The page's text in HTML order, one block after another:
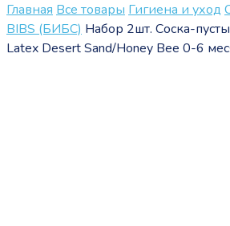
Главная Все товары Гигиена и уход
BIBS (БИБС) Набор 2шт. Соска-
Latex Desert Sand/Honey Bee 0-6